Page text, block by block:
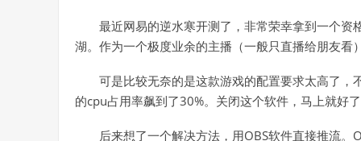
最近网易的逆水寒开测了，非常荣幸拿到一个
湖。作为一个极度业余的主播（一般只直播给朋友
可是比较无奈的是这款游戏的配置要求太高了
的cpu占用率飙到了30%。关闭这个软件，马上就好
后来想了一个解决方法，用OBS软件直接推流